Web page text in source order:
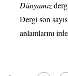
Dünyamız
Dergi son
anlamlarını